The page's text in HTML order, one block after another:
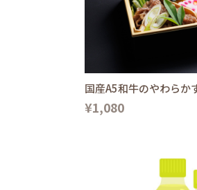
国産A5和牛のやわらか
¥1,080